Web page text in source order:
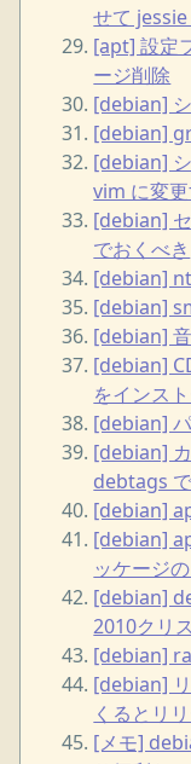
せて
[apt] 設定
ージ削除
[debian]
[debian]
[debian]
vim に変
[debian]
でおくべき
[debian]
[debian]
[debian]
[debian]
をインス
[debian]
[debian]
debtags
[debian]
[debian]
ッケージ
[debian]
2010クリ
[debian]
[debian]
くるとリ
[メモ]